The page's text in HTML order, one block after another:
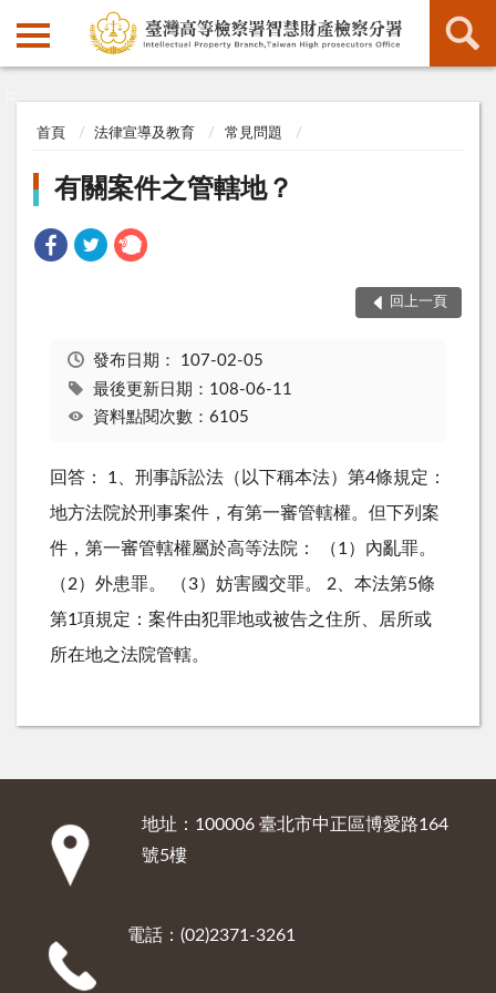
首頁 法律宣導及教育 常見問題
有關案件之管轄地？
回上一頁
發布日期： 107-02-05
最後更新日期：108-06-11
資料點閱次數：6105
回答： 1、刑事訴訟法（以下稱本法）第4條規定：
地方法院於刑事案件，有第一審管轄權。但下列案
件，第一審管轄權屬於高等法院： （1）內亂罪。
（2）外患罪。 （3）妨害國交罪。 2、本法第5條
第1項規定：案件由犯罪地或被告之住所、居所或
所在地之法院管轄。
地址：100006 臺北市中正區博愛路164
號5樓
電話：(02)2371-3261